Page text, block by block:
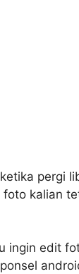
pergi
kalian
ingin edit